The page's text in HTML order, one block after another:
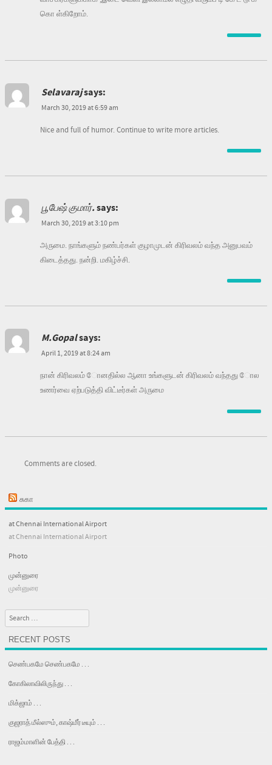
கொ ள்கிறோம்.
Selavarajsays:
March 30, 2019 at 6:59 am
Nice and full of humor. Continue to write more articles.
பூபேஷ் குமார்.says:
March 30, 2019 at 3:10 pm
அருமை. நாங்களும் நண்பர்கள் குழாமுடன் கிரிவலம் வந்த அனுபவம்
கிடைத்தது. நன்றி. மகிழ்ச்சி.
M.Gopalsays:
April 1, 2019 at 8:24 am
நான் கிரிவலம் ோனதில்ல ஆனா உங்களுடன் கிரிவலம் வந்தது ோல
உணர்வை ஏற்படுத்தி விட்டீர்கள் அருமை
Comments are closed.
சுகா
at Chennai International Airport
at Chennai International Airport
Photo
முன்னுரை
முன்னுரை
Search
RECENT POSTS
செண்பகமே செண்பகமே . . .
கோகிலாவிலிருந்து . . .
மிக்ஜாம் . . .
குஜராத் மீல்ஸும், காஷ்மீர் டீயும் . . .
ராஜம்மாளின் பேத்தி . . .